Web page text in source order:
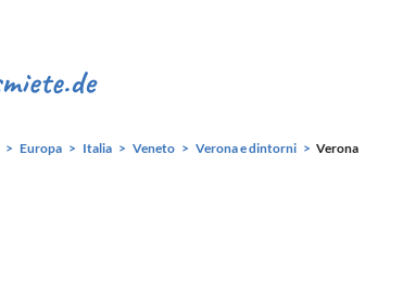
Europa Italia Veneto Verona e dintorni Verona